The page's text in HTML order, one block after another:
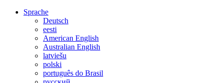
Sprache
Deutsch
eesti
American English
Australian English
latviešu
polski
português do Brasil